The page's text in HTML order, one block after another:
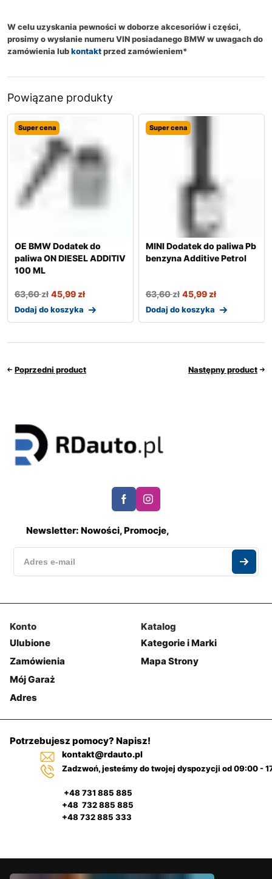
W celu uzyskania pewności w doborze akcesoriów i części,
prosimy o wysłanie numeru VIN posiadanego BMW w uwagach do
zamówienia lubkontaktprzed zamówieniem*
Powiązane produkty
Super cena
OE BMW Dodatek do
paliwa ON DIESEL ADDITIV
100 ML
63,60zł 45,99zł
Dodaj do koszyka
Super cena
MINI Dodatek do paliwa Pb
benzyna Additive Petrol
63,60zł 45,99zł
Dodaj do koszyka
Poprzedni product Następny product
Newsletter: Nowości, Promocje,
Konto
Ulubione
Zamówienia
Mój Garaż
Adres
Katalog
Kategorie i Marki
Mapa Strony
Potrzebujesz pomocy? Napisz!
kontakt@rdauto.pl
Zadzwoń, jesteśmy do twojej dyspozycji od 09:00 -
+48 731 885 885
+48 732 885 885
+48 732 885 333